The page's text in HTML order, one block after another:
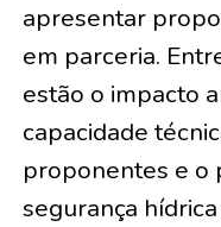
apresentar
em parceria.
estão o impacto
capacidade
proponentes e o
segurança